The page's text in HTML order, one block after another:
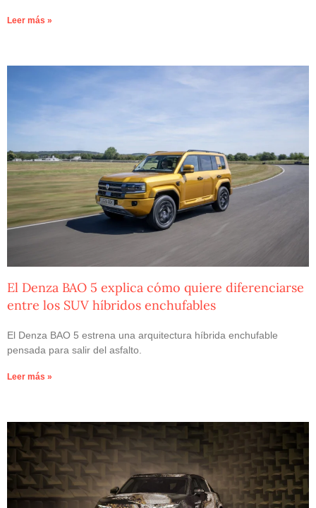
Leer más »
El Denza BAO 5 explica cómo quiere diferenciarse
entre los SUV híbridos enchufables
El Denza BAO 5 estrena una arquitectura híbrida enchufable
pensada para salir del asfalto.
Leer más »